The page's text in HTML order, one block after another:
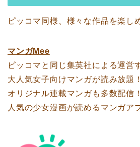
ピッコマ同様、様々な作品を楽し
マンガMee
ピッコマと同じ集英社による運営
大人気女子向けマンガが読み放題！
オリジナル連載マンガも多数配信！
人気の少女漫画が読めるマンガア